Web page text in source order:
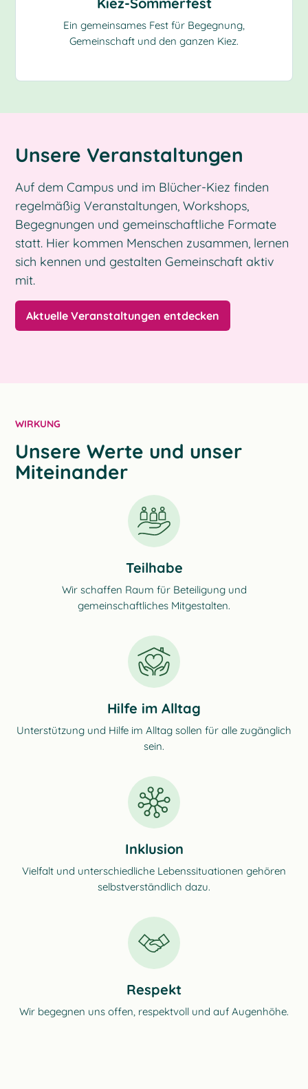
Ein gemeinsames Fest für Begegnung,
Gemeinschaft und den ganzen Kiez.
Unsere Veranstaltungen
Auf dem Campus und im Blücher-Kiez finden
regelmäßig Veranstaltungen, Workshops,
Begegnungen und gemeinschaftliche Formate
statt. Hier kommen Menschen zusammen, lernen
sich kennen und gestalten Gemeinschaft aktiv
mit.
Aktuelle Veranstaltungen entdecken
WIRKUNG
Unsere Werte und unser
Miteinander
Teilhabe
Wir schaffen Raum für Beteiligung und
gemeinschaftliches Mitgestalten.
Hilfe im Alltag
Unterstützung und Hilfe im Alltag sollen für alle zugänglich
sein.
Inklusion
Vielfalt und unterschiedliche Lebenssituationen gehören
selbstverständlich dazu.
Respekt
Wir begegnen uns offen, respektvoll und auf Augenhöhe.